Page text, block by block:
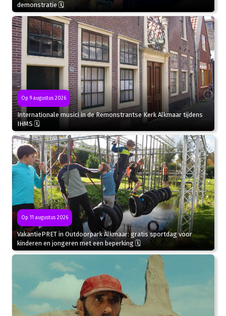
demonstratie 🗓
Op 9 augustus 2026
Internationale musici in de Remonstrantse Kerk Alkmaar tijdens
IHMS 🗓
Op 11 augustus 2026
VakantiePRET in Outdoorpark Alkmaar: gratis sportdag voor
kinderen en jongeren met een beperking 🗓